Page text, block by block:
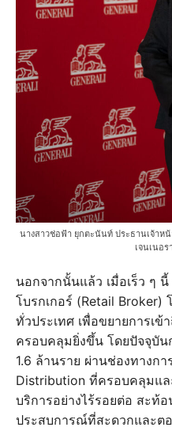
นางสาวช่อฟ้า ยุกตะนันท์ ประธานเจ้าห
เจนเนอ
นอกจากนั้นแล้ว เมื่อเร็ว ๆ
โบรกเกอร์ (Retail Broker)
ทั่วประเทศ เพื่อขยายการเ
ครอบคลุมยิ่งขึ้น โดยปัจจุบั
1.6 ล้านราย ผ่านช่องทางก
Distribution ที่ครอบคลุมแล
บริการอย่างไร้รอยต่อ สะท้
ประสบการณ์ที่สะดวกและต